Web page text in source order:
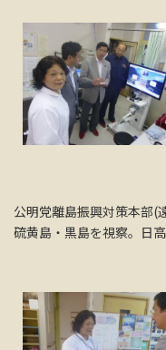
公明党離島振興対策本部(
硫黄島・黒島を視察。日